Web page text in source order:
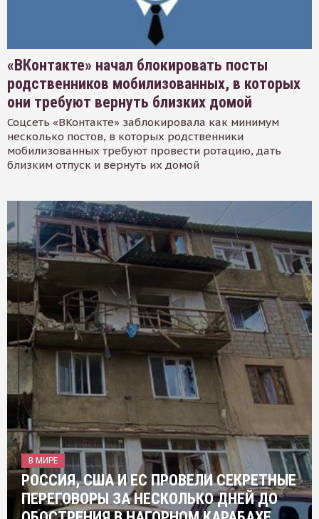
«ВКонтакте» начал блокировать посты
родственников мобилизованных, в которых
они требуют вернуть близких домой
Соцсеть «ВКонтакте» заблокировала как минимум
несколько постов, в которых родственники
мобилизованных требуют провести ротацию, дать
близким отпуск и вернуть их домой
В МИРЕ
РОССИЯ, США И ЕС ПРОВЕЛИ СЕКРЕТНЫЕ
ПЕРЕГОВОРЫ ЗА НЕСКОЛЬКО ДНЕЙ ДО